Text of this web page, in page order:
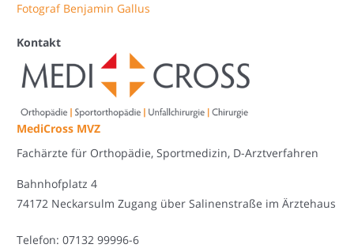
Fotograf Benjamin Gallus
Kontakt
MediCross MVZ
Fachärzte für Orthopädie, Sportmedizin, D-Arztverfahren
Bahnhofplatz 4
74172 Neckarsulm Zugang über Salinenstraße im Ärztehaus
Telefon: 07132 99996-6